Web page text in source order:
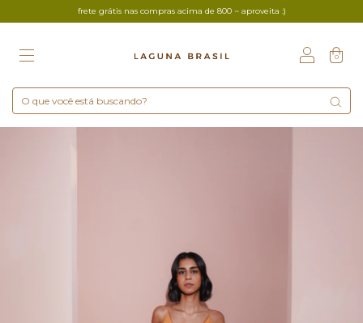
frete grátis nas compras acima de 800 ~ aproveita :)
0